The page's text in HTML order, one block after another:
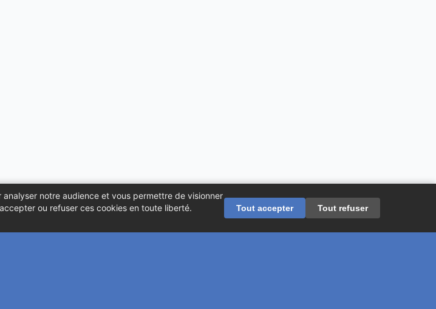
notre audience et vous permettre de visionner
ou refuser ces cookies en toute liberté.
Tout accepter Tout refuser